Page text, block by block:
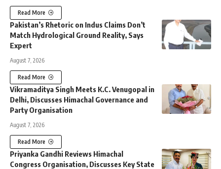
Read More
Pakistan’s Rhetoric on Indus Claims Don’t
Match Hydrological Ground Reality, Says
Expert
August 7, 2026
Read More
Vikramaditya Singh Meets K.C. Venugopal in
Delhi, Discusses Himachal Governance and
Party Organisation
August 7, 2026
Read More
Priyanka Gandhi Reviews Himachal
Congress Organisation, Discusses Key State